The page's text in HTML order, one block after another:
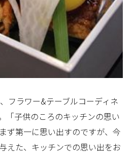
じられる奥行き感と繊細な光
する扉の輝き、経年劣化を防ぐ
表面仕上げも、熟練した職人の
鳶、ゴールドのような 黄唐
の3色です。私が選ぶとしたら
お菓子やお料理を母に習いまし
姉と連係プレイで、やはり「裏
をしていました。今は実家のキ
イニングとなり、高齢の母は、
か、キッチンのダイニングテー
フラワー&テーブルコーディネ
「子供のころのキッチンの思い
ず第一に思い出すのですが、今
えた、キッチンでの思い出をお